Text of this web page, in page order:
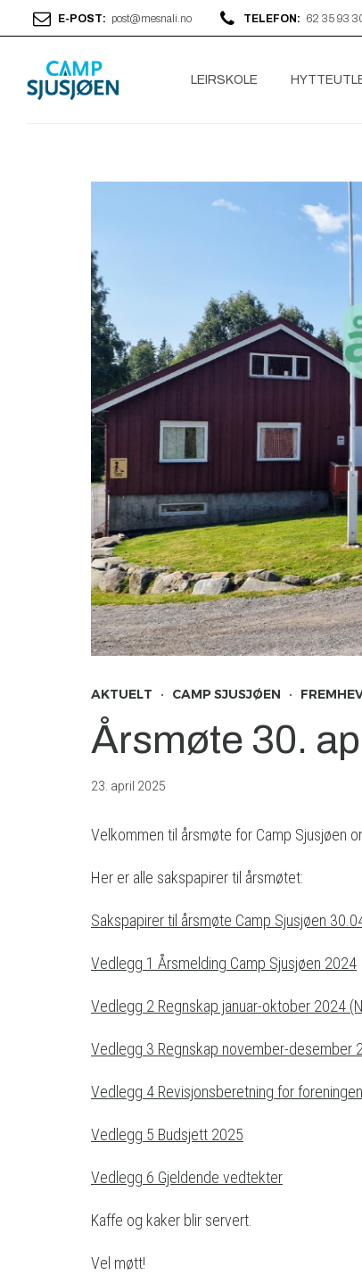
E-POST: post@mesnali.no TELEFON: 62 35 93
LEIRSKOLE
AKTUELT CAMP SJUSJØEN
Årsmøte 30.
23. april 2025
Velkommen til årsmøte for Camp Sjusjøen
Her er alle sakspapirer til årsmøtet:
Sakspapirer til årsmøte Camp Sjusjøen
Vedlegg 1 Årsmelding Camp Sjusjøen 2024
Vedlegg 2 Regnskap januar-oktober 2024
Vedlegg 3 Regnskap november-desember
Vedlegg 4 Revisjonsberetning for
Vedlegg 5 Budsjett 2025
Vedlegg 6 Gjeldende vedtekter
Kaffe og kaker blir servert.
Vel møtt!